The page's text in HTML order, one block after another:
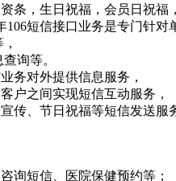
条，生日祝福，会员日祝福
106短信接口业务是专门针
询等。
务对外提供信息服务，
户之间实现短信互动服务，
传、节日祝福等短信发送服
询短信、医院保健预约等；